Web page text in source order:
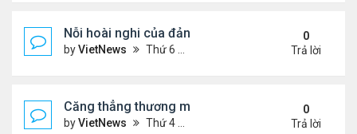
Nỗi hoài nghi của đảng Cộng hòa sau loạt thất
byVietNews Thứ 6 Tháng 11 07, 2025 4:39 pm
0
Trả lời
Căng thẳng thương mại sẽ đốt nóng cuộc gặp
byVietNews Thứ 4 Tháng 10 29, 2025 5:40 pm
0
Trả lời